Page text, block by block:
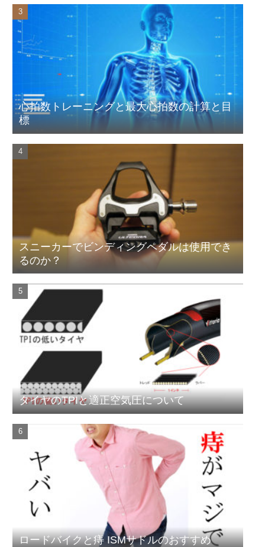
心拍数トレーニングと最大心拍数の計算と目
標
スニーカーでビンディングペダルは使用でき
るのか？
タイヤのTPIと適正空気圧について
ロードバイクと痔 ISMサドルのおすすめ